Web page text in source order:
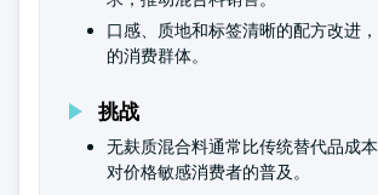
口感、质地和标签清晰的配方改进
的消费群体。
挑战
无麸质混合料通常比传统替代品成
对价格敏感消费者的普及。